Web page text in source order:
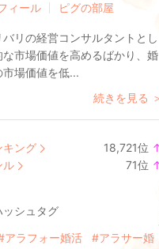
ィール ピグの部屋
バリの経営コンサルタントとし
市場価値を高めるばかり、婚
場価値を低...
続きを見る ＞
キング 18,721位
ル 71位
ッシュタグ
アラフォー婚活
#アラサー婚